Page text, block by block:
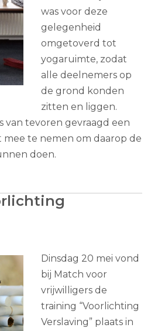
was voor deze
gelegenheid
omgetoverd tot
yogaruimte, zodat
alle deelnemers op
de grond konden
zitten en liggen.
van tevoren gevraagd een
mee te nemen om daarop de
doen.
Dinsdag 20 mei vond
bij Match voor
vrijwilligers de
training “Voorlichting
Verslaving” plaats in